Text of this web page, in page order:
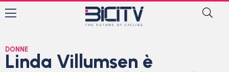
DONNE
Linda Villumsen è